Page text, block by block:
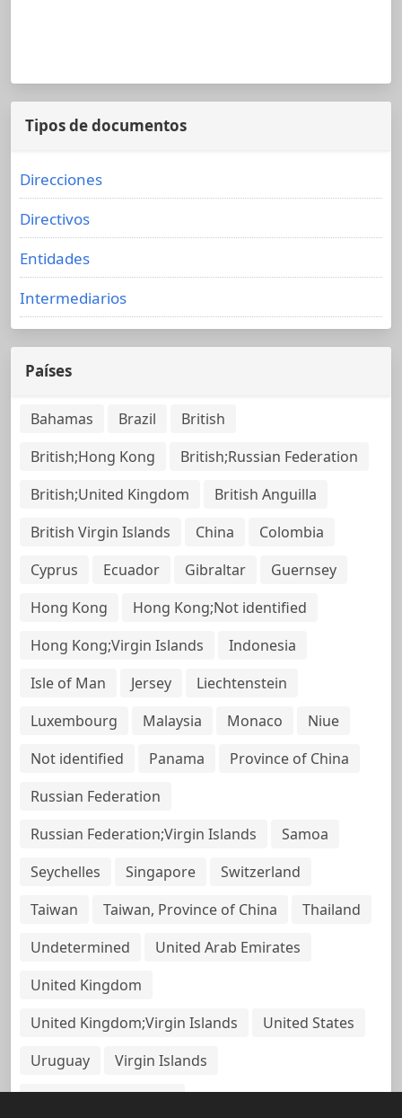
Tipos de documentos
Direcciones
Directivos
Entidades
Intermediarios
Países
Bahamas Brazil
British
British;Hong Kong
British;Russian Federation
British;United Kingdom
British Anguilla
British Virgin Islands
China
Colombia
Cyprus
Ecuador Gibraltar
Guernsey
Hong Kong
Hong Kong;Not identified
Hong Kong;Virgin Islands
Indonesia
Isle of Man
Jersey
Liechtenstein
Luxembourg
Malaysia Monaco
Niue
Not identified
Panama
Province of China
Russian Federation
Russian Federation;Virgin Islands
Samoa
Seychelles
Singapore
Switzerland
Taiwan
Taiwan, Province of China
Thailand
Undetermined
United Arab Emirates
United Kingdom
United Kingdom;Virgin Islands
United States
Uruguay
Virgin Islands
Virgin Islands, British